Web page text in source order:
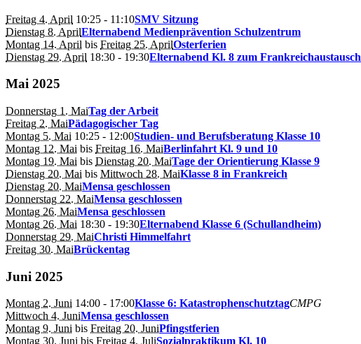
Freitag 4. April 10:25 - 11:10SMV Sitzung
Dienstag 8. AprilElternabend Medienprävention Schulzentrum
Montag 14. April bis Freitag 25. AprilOsterferien
Dienstag 29. April 18:30 - 19:30Elternabend Kl. 8 zum Frankreichaustausch
Mai 2025
Donnerstag 1. MaiTag der Arbeit
Freitag 2. MaiPädagogischer Tag
Montag 5. Mai 10:25 - 12:00Studien- und Berufsberatung Klasse 10
Montag 12. Mai bis Freitag 16. MaiBerlinfahrt Kl. 9 und 10
Montag 19. Mai bis Dienstag 20. MaiTage der Orientierung Klasse 9
Dienstag 20. Mai bis Mittwoch 28. MaiKlasse 8 in Frankreich
Dienstag 20. MaiMensa geschlossen
Donnerstag 22. MaiMensa geschlossen
Montag 26. MaiMensa geschlossen
Montag 26. Mai 18:30 - 19:30Elternabend Klasse 6 (Schullandheim)
Donnerstag 29. MaiChristi Himmelfahrt
Freitag 30. MaiBrückentag
Juni 2025
Montag 2. Juni 14:00 - 17:00Klasse 6: KatastrophenschutztagCMPG
Mittwoch 4. JuniMensa geschlossen
Montag 9. Juni bis Freitag 20. JuniPfingstferien
Montag 30. Juni bis Freitag 4. JuliSozialpraktikum Kl. 10